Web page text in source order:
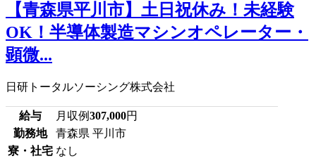
【青森県平川市】土日祝休み！未経験
OK！半導体製造マシンオペレーター・
顕微...
日研トータルソーシング株式会社
給与 月収例307,000円
勤務地
青森県 平川市
寮・社宅 なし